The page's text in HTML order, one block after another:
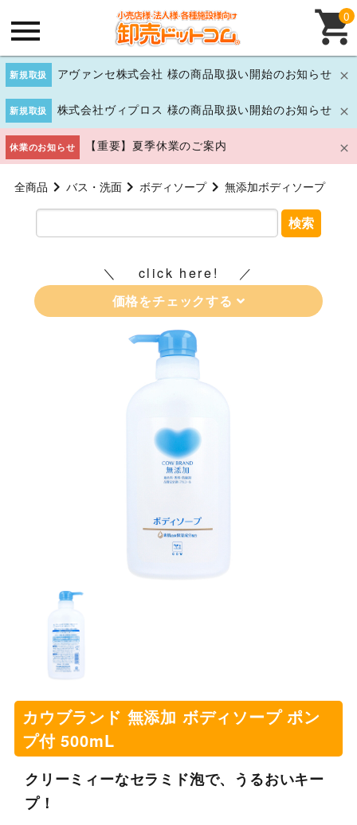
新規取扱 アヴァンセ株式会社 様の商品取扱い開始のお知らせ
新規取扱 株式会社ヴィプロス 様の商品取扱い開始のお知らせ
休業のお知らせ 【重要】夏季休業のご案内
0
全商品 バス・洗面 ボディソープ 無添加ボディソープ
検索
click here!
価格をチェックする
カウブランド 無添加 ボディソープ ポン
プ付 500mL
クリーミィーなセラミド泡で、うるおいキー
プ！